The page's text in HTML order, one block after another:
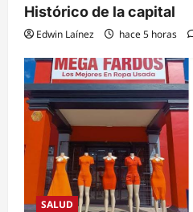
Histórico de la capital
Edwin Laínez hace 5 horas
SALUD